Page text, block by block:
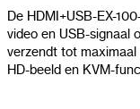
De HDMI+USB-EX-
video en USB-signaal
verzendt tot
HD-beeld en KVM-